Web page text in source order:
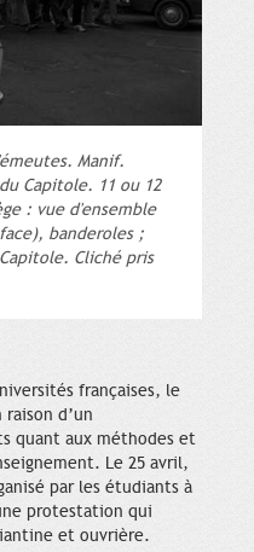
Manif.
Capitole. 11 ou 12
: vue d'ensemble
banderoles ;
Cliché pris
françaises, le
d’un
quant aux méthodes et
Le 25 avril,
par les étudiants à
protestation qui
et ouvrière.